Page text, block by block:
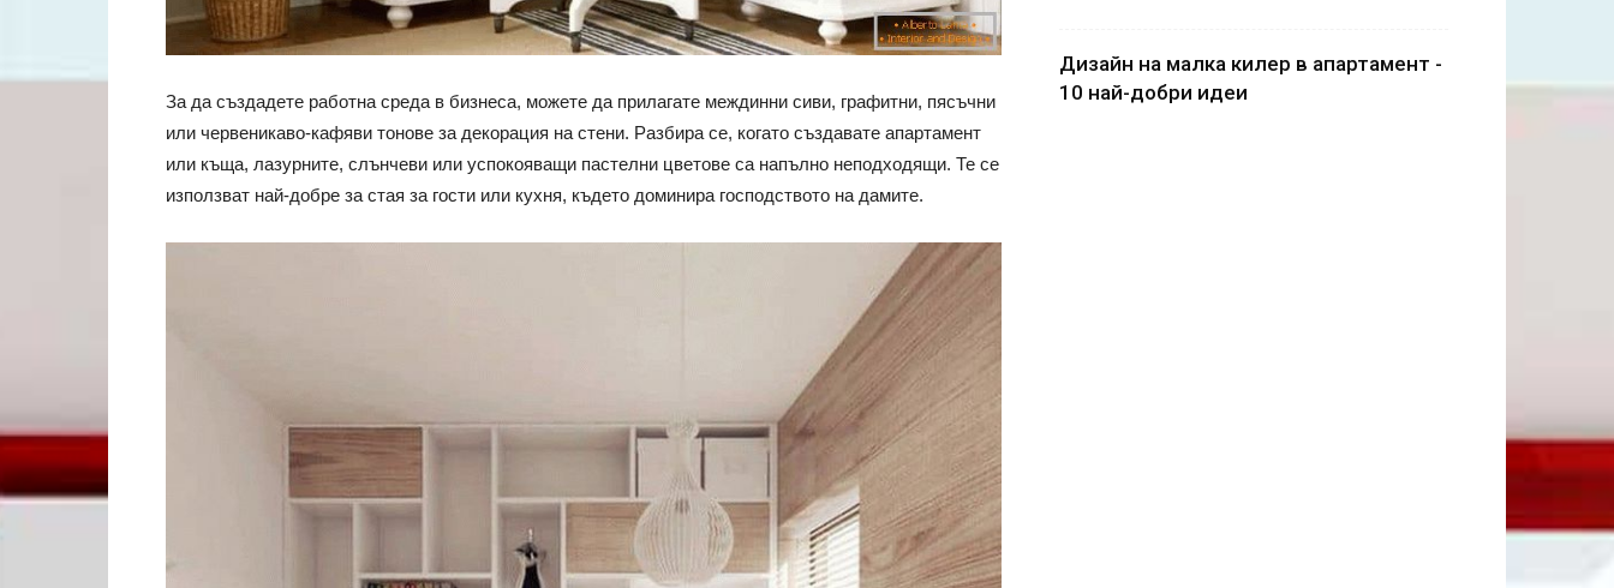
За да създадете работна среда в бизнеса, можете да прилагате междинни сиви, графитни, пясъчни
или червеникаво-кафяви тонове за декорация на стени. Разбира се, когато създавате апартамент
или къща, лазурните, слънчеви или успокояващи пастелни цветове са напълно неподходящи. Те се
използват най-добре за стая за гости или кухня, където доминира господството на дамите.
Дизайн на малка килер в апартамент -
10 най-добри идеи